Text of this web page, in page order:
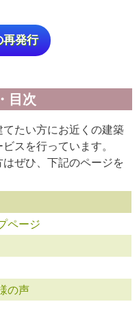
再発行
目次
たい方にお近くの建築
スを行っています。
ぜひ、下記のページを
ページ
の声